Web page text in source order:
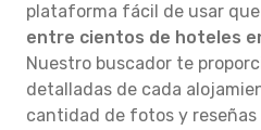
plataforma fácil de usar
entre cientos de hoteles
Nuestro buscador te
detalladas de cada
cantidad de fotos y